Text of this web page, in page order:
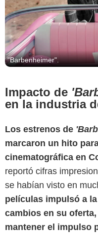
"Barbenheimer".
Impacto de
en la industria
Los estrenos de
marcaron un hito
cinematográfica en
reportó cifras
se habían visto en
películas impulsó a
cambios en su
mantener el impulso